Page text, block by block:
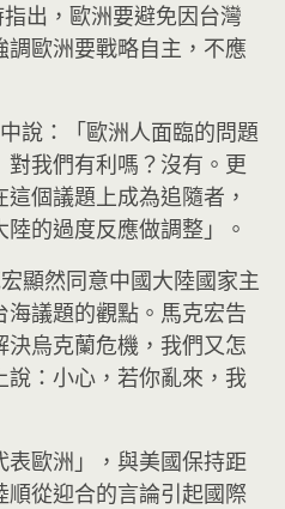
出，歐洲要避免因台灣
歐洲要戰略自主，不應
說：「歐洲人面臨的問題
我們有利嗎？沒有。更
個議題上成為追隨者，
的過度反應做調整」。
顯然同意中國大陸國家主
議題的觀點。馬克宏告
烏克蘭危機，我們又怎
：小心，若你亂來，我
歐洲」，與美國保持距
從迎合的言論引起國際